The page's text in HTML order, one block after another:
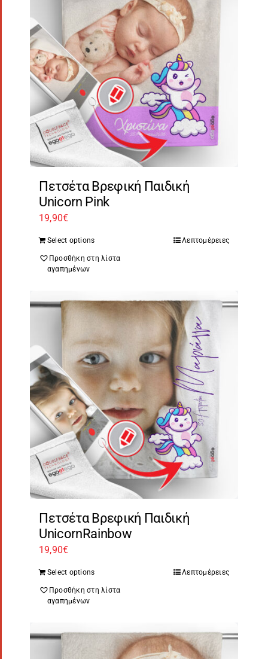
Πετσέτα Βρεφική Παιδική
Unicorn Pink
19,90€
Select options Λεπτομέρειες
Προσθήκη στη λίστα
αγαπημένων
Πετσέτα Βρεφική Παιδική
UnicornRainbow
19,90€
Select options Λεπτομέρειες
Προσθήκη στη λίστα
αγαπημένων